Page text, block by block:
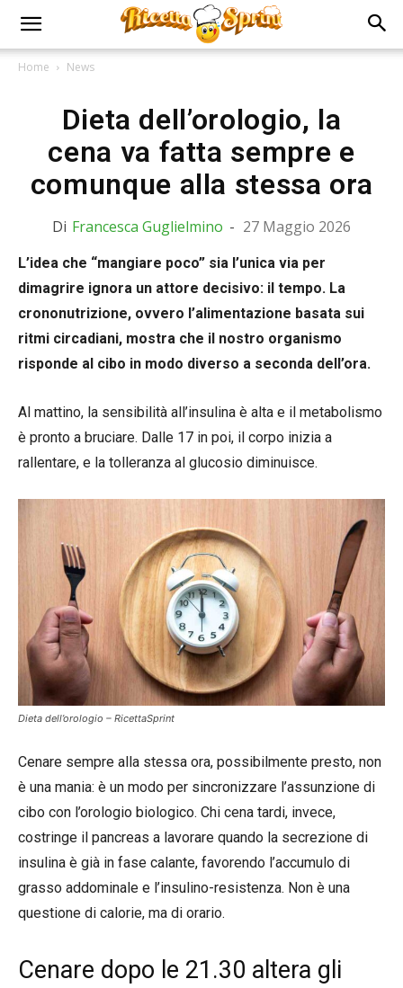
Home News
Dieta dell’orologio, la
cena va fatta sempre e
comunque alla stessa ora
Di Francesca Guglielmino - 27 Maggio 2026
L’idea che “mangiare poco” sia l’unica via per
dimagrire ignora un attore decisivo: il tempo. La
crononutrizione, ovvero l’alimentazione basata sui
ritmi circadiani, mostra che il nostro organismo
risponde al cibo in modo diverso a seconda dell’ora.
Al mattino, la sensibilità all’insulina è alta e il metabolismo
è pronto a bruciare. Dalle 17 in poi, il corpo inizia a
rallentare, e la tolleranza al glucosio diminuisce.
Dieta dell’orologio – RicettaSprint
Cenare sempre alla stessa ora, possibilmente presto, non
è una mania: è un modo per sincronizzare l’assunzione di
cibo con l’orologio biologico. Chi cena tardi, invece,
costringe il pancreas a lavorare quando la secrezione di
insulina è già in fase calante, favorendo l’accumulo di
grasso addominale e l’insulino-resistenza. Non è una
questione di calorie, ma di orario.
Cenare dopo le 21.30 altera gli